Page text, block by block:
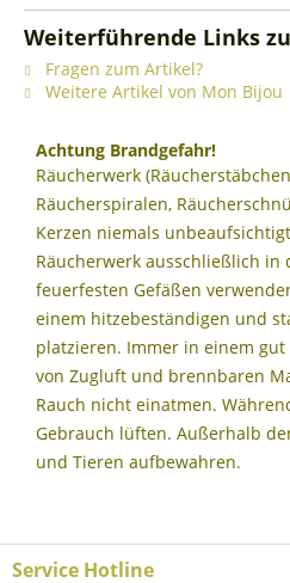
Weiterführende Links
Fragen zum Artikel?
Weitere Artikel von Mon Bijou
Achtung Brandgefahr!
Räucherwerk
Räucherspiralen,
Kerzen niemals
Räucherwerk ausschließlich in
feuerfesten Gefäßen
einem hitzebeständigen und
platzieren. Immer in einem
von Zugluft und brennbaren
Rauch nicht einatmen.
Gebrauch lüften. Außerhalb
und Tieren aufbewahren.
Service Hotline